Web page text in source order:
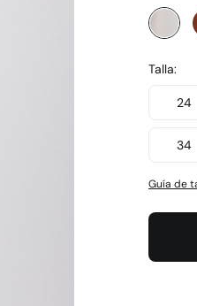
Talla:
24
34
Guía de